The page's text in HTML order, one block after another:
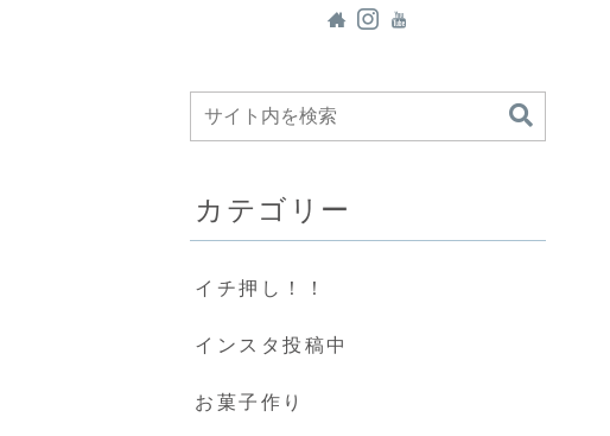
カテゴリー
イチ押し！！
インスタ投稿中
お菓子作り